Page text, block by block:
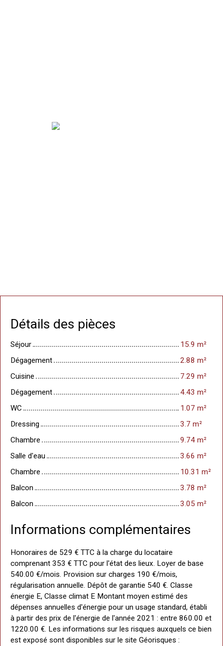
Détails des pièces
Séjour
15.9 m²
Dégagement
2.88 m²
Cuisine
7.29 m²
Dégagement
4.43 m²
WC
1.07 m²
Dressing
3.7 m²
Chambre
9.74 m²
Salle d'eau
3.66 m²
Chambre
10.31 m²
Balcon
3.78 m²
Balcon
3.05 m²
Informations complémentaires
Honoraires de 529 € TTC à la charge du locataire
comprenant 353 € TTC pour l'état des lieux. Loyer de base
540.00 €/mois. Provision sur charges 190 €/mois,
régularisation annuelle. Dépôt de garantie 540 €. Classe
énergie E, Classe climat E Montant moyen estimé des
dépenses annuelles d'énergie pour un usage standard, établi
à partir des prix de l'énergie de l'année 2021 : entre 860.00 et
1220.00 €. Les informations sur les risques auxquels ce bien
est exposé sont disponibles sur le site Géorisques :